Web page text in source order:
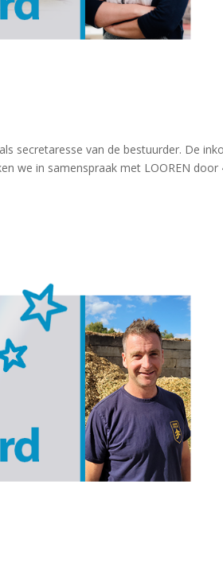
secretaresse van de bestuurder. De
we in samenspraak met LOOREN door